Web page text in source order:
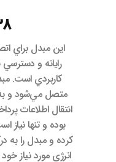
اين مبدل براي
رايانه و
متصل مي‌شود و
انتقال اطلاعات
بوده و تنها